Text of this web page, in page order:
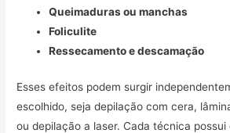
Queimaduras ou manchas
Foliculite
Ressecamento e descamação
Esses efeitos podem surgir
escolhido, seja depilação com cera,
ou depilação a laser. Cada técnica